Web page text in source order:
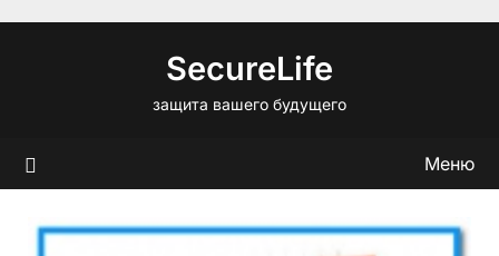
SecureLife
защита вашего будущего
Меню